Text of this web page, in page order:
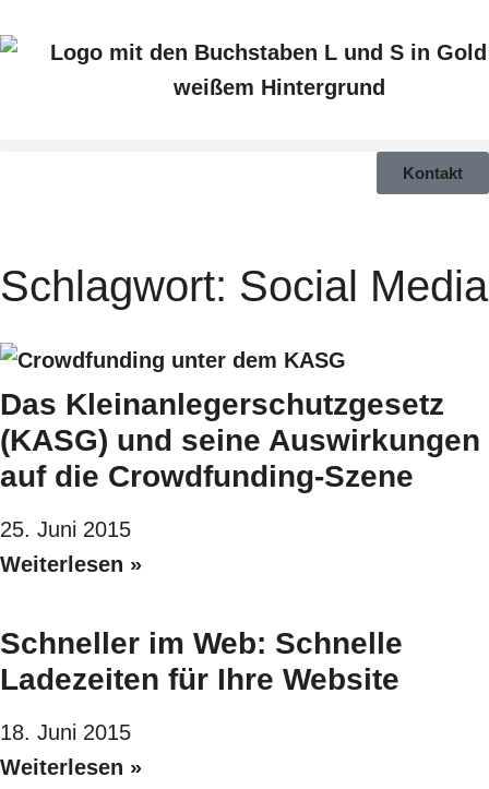
Kontakt
Schlagwort: Social Media
Das Kleinanlegerschutzgesetz
(KASG) und seine Auswirkungen
auf die Crowdfunding-Szene
25. Juni 2015
Weiterlesen »
Schneller im Web: Schnelle
Ladezeiten für Ihre Website
18. Juni 2015
Weiterlesen »